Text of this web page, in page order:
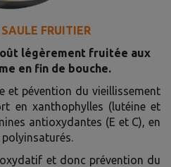
FRUITIER
légèrement fruitée aux
en fin de bouche.
et pévention du vieillissement
en xanthophylles (lutéine et
antioxydantes (E et C), en
et donc prévention du